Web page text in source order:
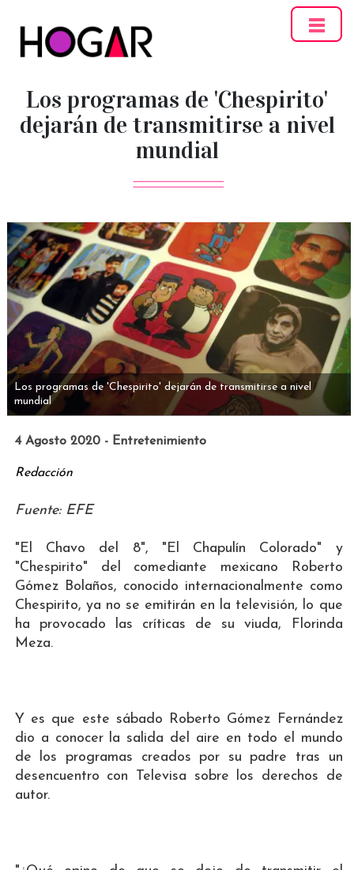
Los programas de 'Chespirito'
dejarán de transmitirse a nivel
mundial
Los programas de 'Chespirito' dejarán de transmitirse a nivel
mundial
4 Agosto 2020 - Entretenimiento
Redacción
Fuente: EFE
"El Chavo del 8", "El Chapulín Colorado" y
"Chespirito" del comediante mexicano Roberto
Gómez Bolaños, conocido internacionalmente como
Chespirito, ya no se emitirán en la televisión, lo que
ha provocado las críticas de su viuda, Florinda
Meza.
Y es que este sábado Roberto Gómez Fernández
dio a conocer la salida del aire en todo el mundo
de los programas creados por su padre tras un
desencuentro con Televisa sobre los derechos de
autor.